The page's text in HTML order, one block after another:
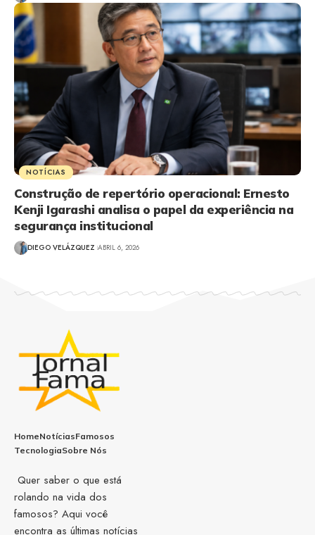
NOTÍCIAS
Construção de repertório operacional: Ernesto
Kenji Igarashi analisa o papel da experiência na
segurança institucional
DIEGO VELÁZQUEZ ABRIL 6, 2026
HomeNotíciasFamosos
TecnologiaSobre Nós
Quer saber o que está
rolando na vida dos
famosos? Aqui você
encontra as últimas notícias